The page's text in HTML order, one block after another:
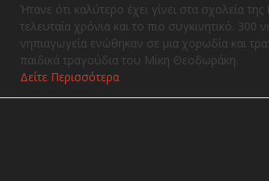
Ήτανε ότι καλύτερο έχει γίνει στα σχολεία
τελευταία χρόνια και το πιο συγκινητικό. 300
νηπιαγωγεία ενώθηκαν σε μια χορωδία και
παιδικά τραγούδια του Μίκη Θεοδωράκη.
Δείτε Περισσότερα